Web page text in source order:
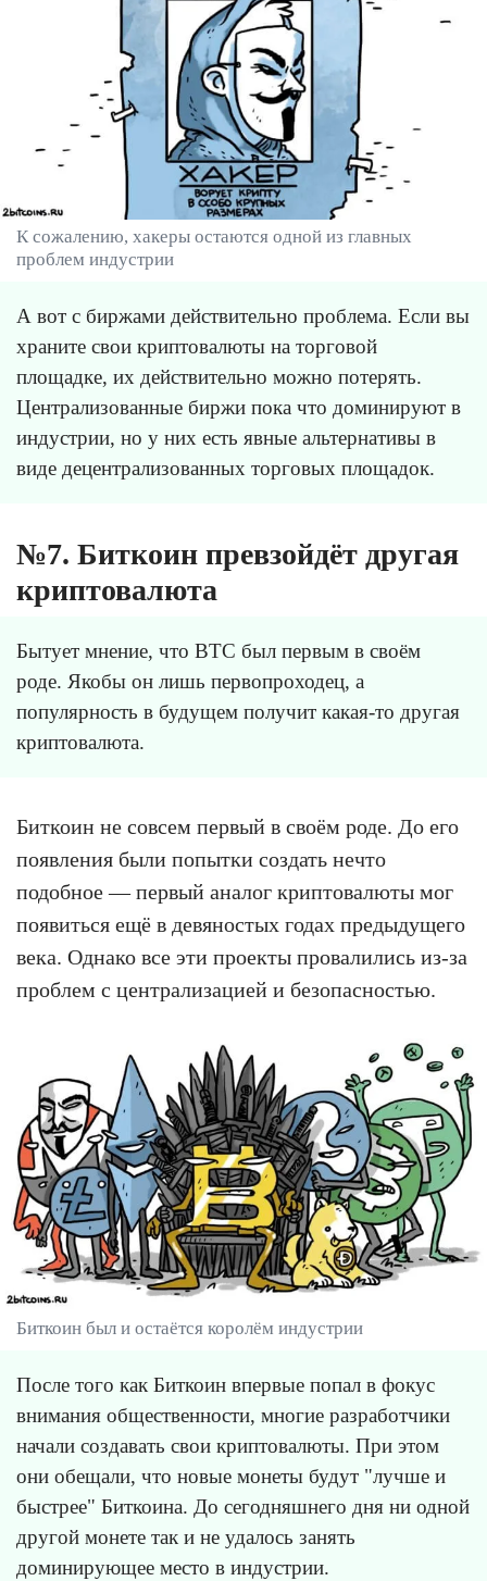
К сожалению, хакеры остаются одной из главных
проблем индустрии
А вот с биржами действительно проблема. Если вы
храните свои криптовалюты на торговой
площадке, их действительно можно потерять.
Централизованные биржи пока что доминируют в
индустрии, но у них есть явные альтернативы в
виде децентрализованных торговых площадок.
№7. Биткоин превзойдёт другая
криптовалюта
Бытует мнение, что BTC был первым в своём
роде. Якобы он лишь первопроходец, а
популярность в будущем получит какая-то другая
криптовалюта.
Биткоин не совсем первый в своём роде. До его
появления были попытки создать нечто
подобное — первый аналог криптовалюты мог
появиться ещё в девяностых годах предыдущего
века. Однако все эти проекты провалились из-за
проблем с централизацией и безопасностью.
Биткоин был и остаётся королём индустрии
После того как Биткоин впервые попал в фокус
внимания общественности, многие разработчики
начали создавать свои криптовалюты. При этом
они обещали, что новые монеты будут "лучше и
быстрее" Биткоина. До сегодняшнего дня ни одной
другой монете так и не удалось занять
доминирующее место в индустрии.